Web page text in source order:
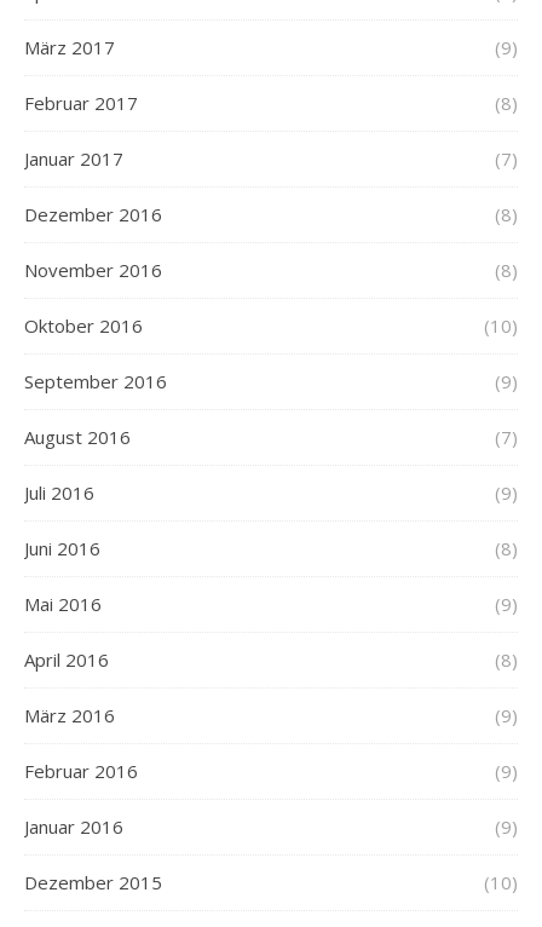
März 2017 (9)
Februar 2017 (8)
Januar 2017 (7)
Dezember 2016 (8)
November 2016 (8)
Oktober 2016 (10)
September 2016 (9)
August 2016 (7)
Juli 2016 (9)
Juni 2016 (8)
Mai 2016 (9)
April 2016 (8)
März 2016 (9)
Februar 2016 (9)
Januar 2016 (9)
Dezember 2015 (10)